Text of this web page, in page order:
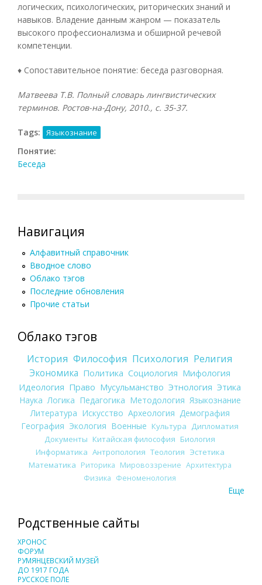
логических, психологических, риторических знаний и
навыков. Владение данным жанром — показатель
высокого профессионализма и обширной речевой
компетенции.
♦ Сопоставительное понятие: беседа разговорная.
Матвеева Т.В. Полный словарь лингвистических
терминов. Ростов-на-Дону, 2010., с. 35-37.
Tags: Языкознание
Понятие:
Беседа
Навигация
Алфавитный справочник
Вводное слово
Облако тэгов
Последние обновления
Прочие статьи
Облако тэгов
История Философия Психология Религия
Экономика Политика Социология Мифология
Идеология Право Мусульманство Этнология Этика
Наука Логика Педагогика Методология Языкознание
Литература Искусство Археология Демография
География Экология Военные Культура
Дипломатия
Документы Китайская философия Биология
Информатика Антропология Теология Эстетика
Математика Риторика Мировоззрение Архитектура
Физика Феноменология
Еще
Родственные сайты
ХРОНОС
ФОРУМ
РУМЯНЦЕВСКИЙ МУЗЕЙ
ДО 1917 ГОДА
РУССКОЕ ПОЛЕ